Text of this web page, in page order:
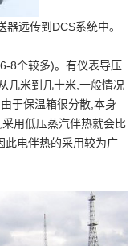
远传到DCS系统中。
8个较多)。有仪表导压
几米到几十米,一般情况
于保温箱很分散,本身
用低压蒸汽伴热就会比
此电伴热的采用较为广